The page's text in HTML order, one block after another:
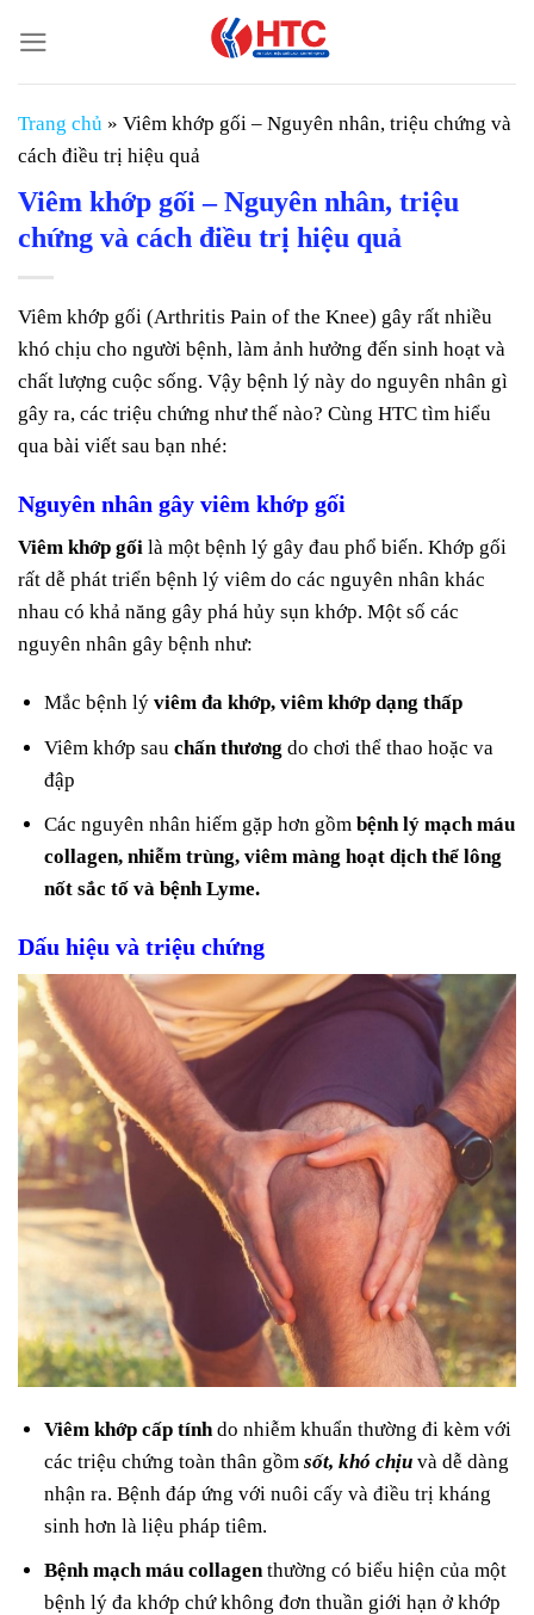
đến
nội
dung
Trang chủ » Viêm khớp gối – Nguyên nhân, triệu chứng và
cách điều trị hiệu quả
Viêm khớp gối – Nguyên nhân, triệu
chứng và cách điều trị hiệu quả
Viêm khớp gối (Arthritis Pain of the Knee) gây rất nhiều
khó chịu cho người bệnh, làm ảnh hưởng đến sinh hoạt và
chất lượng cuộc sống. Vậy bệnh lý này do nguyên nhân gì
gây ra, các triệu chứng như thế nào? Cùng HTC tìm hiểu
qua bài viết sau bạn nhé:
Nguyên nhân gây viêm khớp gối
Viêm khớp gối là một bệnh lý gây đau phổ biến. Khớp gối
rất dễ phát triển bệnh lý viêm do các nguyên nhân khác
nhau có khả năng gây phá hủy sụn khớp. Một số các
nguyên nhân gây bệnh như:
Mắc bệnh lýviêm đa khớp, viêm khớp dạng thấp
Viêm khớp sauchấn thương do chơi thể thao hoặc va
đập
Các nguyên nhân hiếm gặp hơn gồmbệnh lý mạch máu
collagen, nhiễm trùng, viêm màng hoạt dịch thể lông
nốt sắc tố và bệnh Lyme.
Dấu hiệu và triệu chứng
Viêm khớp cấp tính do nhiễm khuẩn thường đi kèm với
các triệu chứng toàn thân gồmsốt, khó chịu và dễ dàng
nhận ra. Bệnh đáp ứng với nuôi cấy và điều trị kháng
sinh hơn là liệu pháp tiêm.
Bệnh mạch máu collagenthường có biểu hiện của một
bệnh lý đa khớp chứ không đơn thuần giới hạn ở khớp